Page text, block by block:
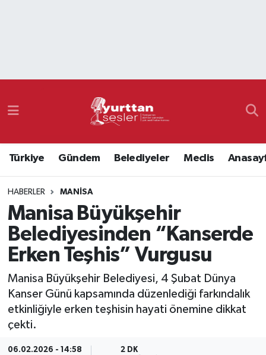
Türkiye Gündem Belediyeler Meclis
HABERLER MANISA
Manisa Büyükşehir
Belediyesinden “Kanserde
Erken Teşhis” Vurgusu
Manisa Büyükşehir Belediyesi, 4 Şubat Dünya
Kanser Günü kapsamında düzenlediği farkındalık
etkinliğiyle erken teşhisin hayati önemine dikkat
çekti.
06.02.2026 - 14:58 2 DK
Namaz Vakitleri
Süper Lig Puan Durumu ve Fikstür
Tüm Manşetler
Son Dakika Haberleri
Haber Arşivi